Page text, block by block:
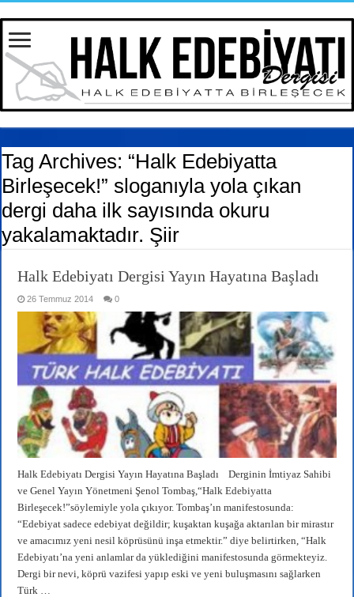
Tag Archives: “Halk Edebiyatta
Birleşecek!” sloganıyla yola çıkan
dergi daha ilk sayısında okuru
yakalamaktadır. Şiir
Halk Edebiyatı Dergisi Yayın Hayatına Başladı
26 Temmuz 2014 0
Halk Edebiyatı Dergisi Yayın Hayatına Başladı Derginin İmtiyaz Sahibi
ve Genel Yayın Yönetmeni Şenol Tombaş,“Halk Edebiyatta
Birleşecek!”söylemiyle yola çıkıyor. Tombaş’ın manifestosunda:
“Edebiyat sadece edebiyat değildir; kuşaktan kuşağa aktarılan bir mirastır
ve amacımız yeni nesil köprüsünü inşa etmektir.” diye belirtirken, “Halk
Edebiyatı’na yeni anlamlar da yüklediğini manifestosunda görmekteyiz.
Dergi bir nevi, köprü vazifesi yapıp eski ve yeni buluşmasını sağlarken
Türk …